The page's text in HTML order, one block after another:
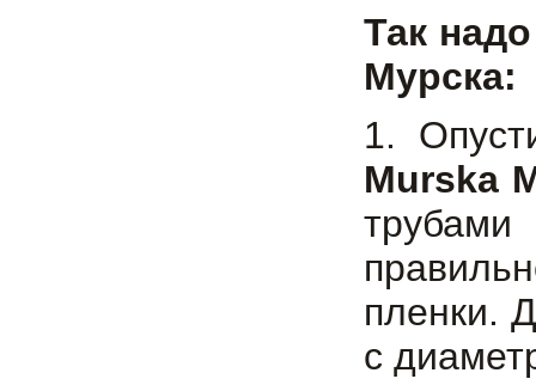
Так
Мурска:
1.
Murska
пленки.
с